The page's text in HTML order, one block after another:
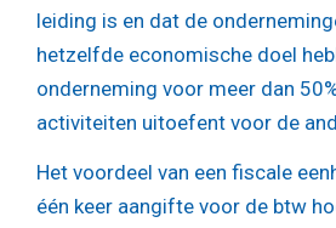
leiding is en dat de
hetzelfde economische doel
onderneming voor meer dan
activiteiten uitoefent voor de
Het voordeel van een fiscale
één keer aangifte voor de btw